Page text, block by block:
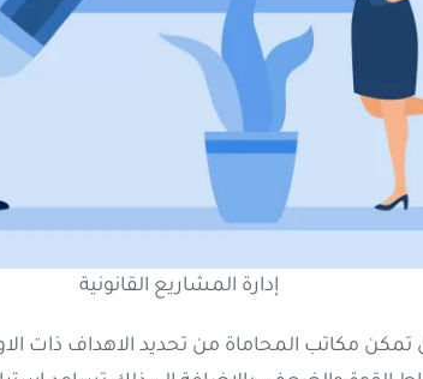
إدارة المشاريع القانونية
مكاتب المحاماة من تحديد الاهداف ذات